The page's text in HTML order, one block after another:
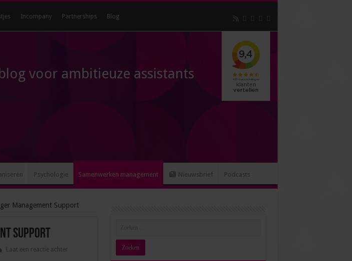
Incompany Partnerships Blog
voor ambitieuze assistants
Psychologie Samenwerken management Nieuwsbrief Podcasts
Management Support
Support
Laat een reactie achter